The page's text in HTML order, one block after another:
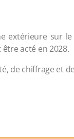
extérieure sur
acté en 2028.
de chiffrage et